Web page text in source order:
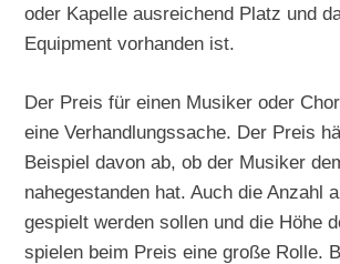
oder Kapelle ausreichend Platz und
Equipment vorhanden ist.
Der Preis für einen Musiker oder
eine Verhandlungssache. Der Preis
Beispiel davon ab, ob der Musiker
nahegestanden hat. Auch die Anzahl
gespielt werden sollen und die Höhe
spielen beim Preis eine große Rolle.